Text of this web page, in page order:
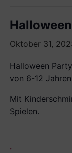
Oktober 31,
Halloween
von 6-12
Mit
Spielen.